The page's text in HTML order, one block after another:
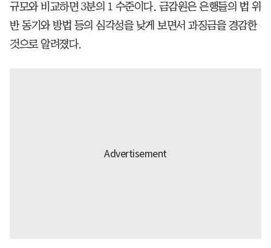
규모와 비교하면 3분의 1 수준이다. 금감원은 은행들의 법 위
반 동기와 방법 등의 심각성을 낮게 보면서 과징금을 경감한
것으로 알려졌다.